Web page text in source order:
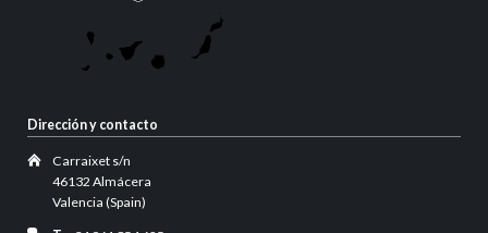
Dirección y contacto
Carraixet s/n
46132 Almácera
Valencia (Spain)